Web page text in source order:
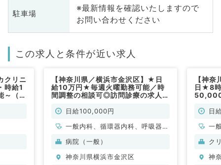
駐車場
※最新情報を確認いたしますので
お問い合わせください
この求人と条件が近い求人
クリニ
時給1
～（一
【神奈川県／横浜市金沢区】★日
給10万円★毎週火曜勤務可能／時
間調整の相談可◎訪問診療の求人で
日給100,000円
一般内科、循環器内科、呼吸器内
科、消化器内科、内分泌・代謝内
病院（一般）
神奈川県横浜市金沢区
【神
日★8
健診日
一
ク
神